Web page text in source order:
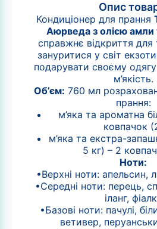
Опис
Кондиціонер для прання
Аюрведа з олією амли
справжнє відкриття для
зануритися у світ
подарувати своєму
м’якість.
Об’єм: 760 мл
прання:
м’яка та ароматна
ковпачок
м’яка та екстра-
5 кг) – 2
Ноти:
•Верхні ноти: апельсин,
•Середні ноти: перець,
іланг,
•Базові ноти: пачулі,
ветивер,